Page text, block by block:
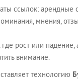
ссылок: арендные
мнения,
рост или падение,
внимание.
технологию